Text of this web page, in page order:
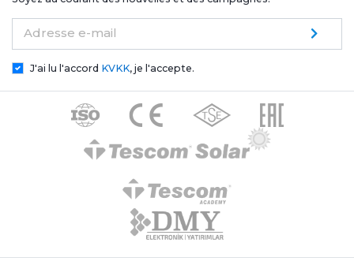
Adresse e-mail
J'ai lu l'accord KVKK, je l'accepte.